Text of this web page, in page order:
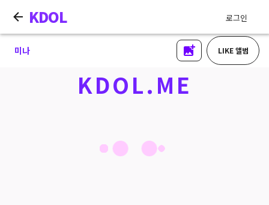
KDOL 로그인
미나 LIKE 앨범
KDOL.ME